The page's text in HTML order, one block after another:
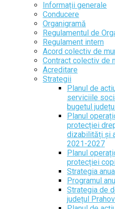
Informații generale
Conducere
Organigramă
Regulamentul de
Regulament intern
Acord colectiv de
Contract colectiv de
Acreditare
Strategii
Planul de
serviciile
bugetul
Planul
protecției
dizabilități și
2021-2027
Planul
protecției
Strategia
Programul
Strategia de
județul